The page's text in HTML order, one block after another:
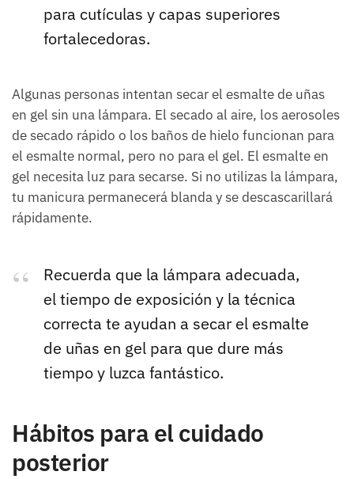
para cutículas y capas superiores
fortalecedoras.
Algunas personas intentan secar el esmalte de uñas
en gel sin una lámpara. El secado al aire, los aerosoles
de secado rápido o los baños de hielo funcionan para
el esmalte normal, pero no para el gel. El esmalte en
gel necesita luz para secarse. Si no utilizas la lámpara,
tu manicura permanecerá blanda y se descascarillará
rápidamente.
Recuerda que la lámpara adecuada,
el tiempo de exposición y la técnica
correcta te ayudan a secar el esmalte
de uñas en gel para que dure más
tiempo y luzca fantástico.
Hábitos para el cuidado
posterior